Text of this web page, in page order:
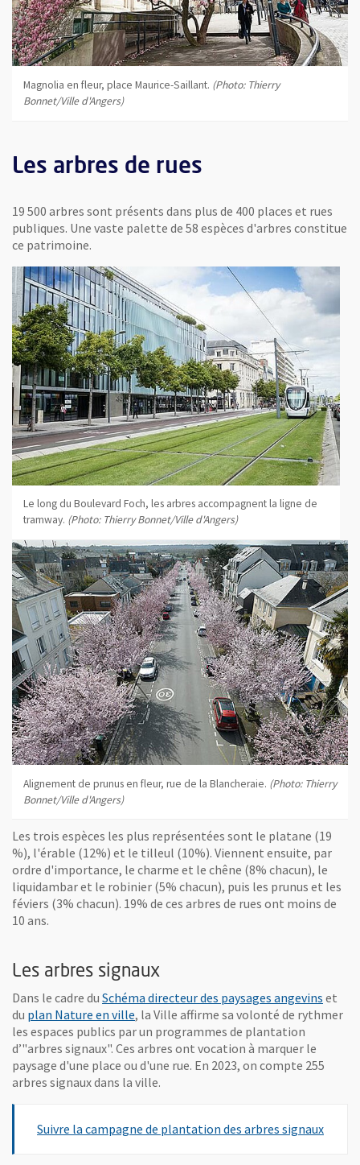
Magnolia en fleur, place Maurice-Saillant. (Photo: Thierry
Bonnet/Ville d'Angers)
Les arbres de rues
19 500 arbres sont présents dans plus de 400 places et rues
publiques. Une vaste palette de 58 espèces d'arbres constitue
ce patrimoine.
Le long du Boulevard Foch, les arbres accompagnent la ligne de
tramway. (Photo: Thierry Bonnet/Ville d'Angers)
Alignement de prunus en fleur, rue de la Blancheraie. (Photo: Thierry
Bonnet/Ville d'Angers)
Les trois espèces les plus représentées sont le platane (19
%), l'érable (12%) et le tilleul (10%). Viennent ensuite, par
ordre d'importance, le charme et le chêne (8% chacun), le
liquidambar et le robinier (5% chacun), puis les prunus et les
féviers (3% chacun). 19% de ces arbres de rues ont moins de
10 ans.
Les arbres signaux
Dans le cadre du Schéma directeur des paysages angevins et
du plan Nature en ville, la Ville affirme sa volonté de rythmer
les espaces publics par un programmes de plantation
d’"arbres signaux". Ces arbres ont vocation à marquer le
paysage d'une place ou d'une rue. En 2023, on compte 255
arbres signaux dans la ville.
Suivre la campagne de plantation des arbres signaux